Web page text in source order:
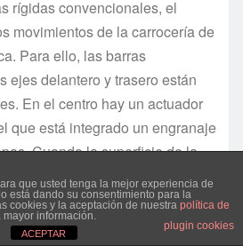
rígidas convencionales, el
movimientos de la carrocería de
Para ello, las barras
ejes delantero y trasero están
En el centro hay un actuador
que está integrado un engranaje
Cuando la superficie de la
o el estilo de conducción es
separa activamente las mitades
aumenta el confort de
que usted tenga la mejor experiencia de
está dando su consentimiento para la
cookies y la aceptación de nuestra política de
información.
plugin cookies
ACEPTAR